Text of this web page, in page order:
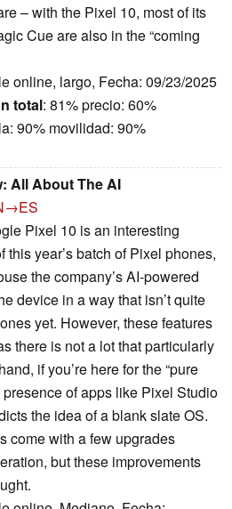
– with the Pixel 10, most of its
Cue are also in the “coming
online, largo, Fecha: 09/23/2025
total: 81% precio: 60%
90% movilidad: 90%
All About The AI
Pixel 10 is an interesting
this year’s batch of Pixel phones,
the company’s AI-powered
device in a way that isn’t quite
yet. However, these features
there is not a lot that particularly
if you’re here for the “pure
of apps like Pixel Studio
the idea of a blank slate OS.
come with a few upgrades
but these improvements